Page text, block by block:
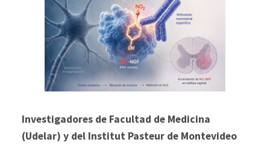
Investigadores de Facultad de Medicina
(Udelar) y del Institut Pasteur de Montevideo